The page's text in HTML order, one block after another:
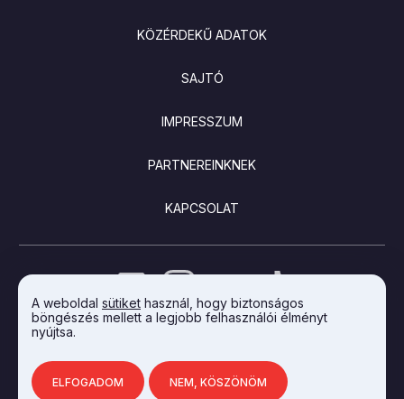
A weboldal sütiket használ, hogy biztonságos
böngészés mellett a legjobb felhasználói élményt
nyújtsa.
ELFOGADOM NEM, KÖSZÖNÖM
KÖZÉRDEKŰ ADATOK
SAJTÓ
IMPRESSZUM
PARTNEREINKNEK
KAPCSOLAT
AZ INTEGRAL VISION FEJLESZTETTE